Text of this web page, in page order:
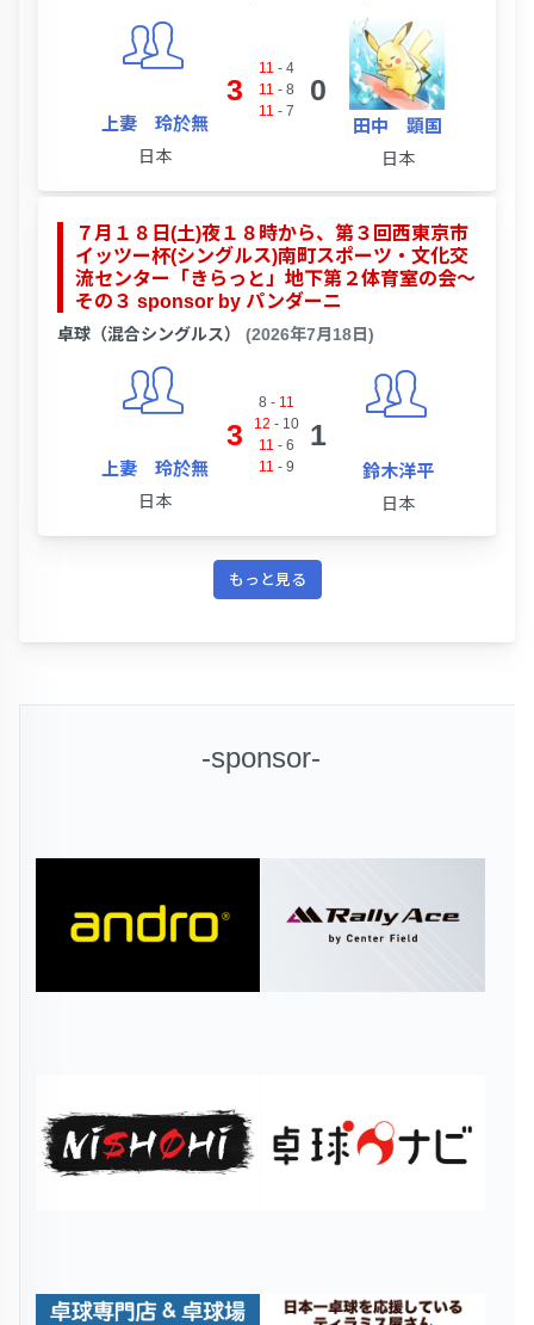
上妻 玲於無
日本
3
11 - 4
11 - 8
11 - 7
0
田中 顕国
日本
７月１８日(土)夜１８時から、第３回西東京市
イッツー杯(シングルス)南町スポーツ・文化交
流センター「きらっと」地下第２体育室の会～
その３ sponsor by パンダーニ
卓球（混合シングルス） (2026年7月18日)
上妻 玲於無
日本
3
8 - 11
12 - 10
11 - 6
11 - 9
1
鈴木洋平
日本
もっと見る
-sponsor-